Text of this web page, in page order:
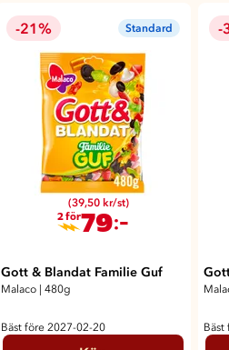
-21% Standard
(39,50 kr/st)
2 för79:-
Gott & Blandat Familie Guf
Malaco 480g
Bäst före 2027-02-20
-
Bäst